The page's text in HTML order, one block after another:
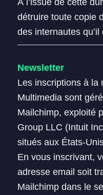
À l’issue de cette
détruire toute copie
des internautes qu’il
Newsletter
Les inscriptions à la
Multimedia sont
Mailchimp, exploité
Group LLC (Intuit
situés aux États-
En vous inscrivant,
adresse email soit
Mailchimp dans le